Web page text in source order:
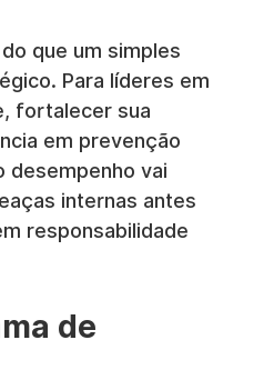
que um simples
Para líderes em
fortalecer sua
em prevenção
desempenho vai
internas antes
responsabilidade
de